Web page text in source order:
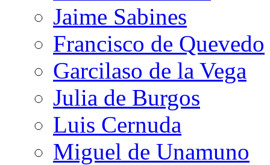
Jaime Sabines
Francisco de Quevedo
Garcilaso de la Vega
Julia de Burgos
Luis Cernuda
Miguel de Unamuno